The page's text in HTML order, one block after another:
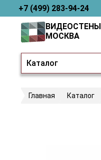
+7 (499) 283-94-24
Каталог
ВИДЕОСТЕНЫ
МОСКВА
Главная Каталог